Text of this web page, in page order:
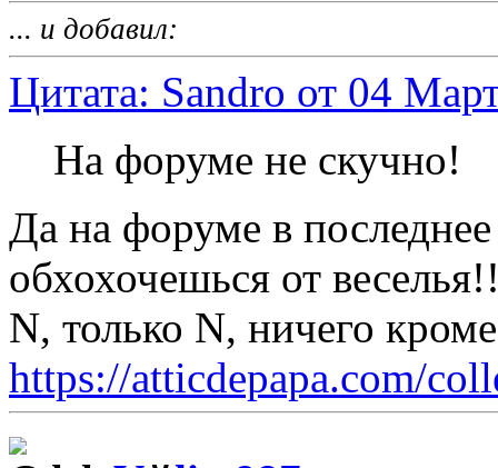
... и добавил:
Цитата: Sandro от 04
На форуме не скучно!
Да на форуме в
обхохочешься от
N, только N, ничего
https://atticdepapa.com/